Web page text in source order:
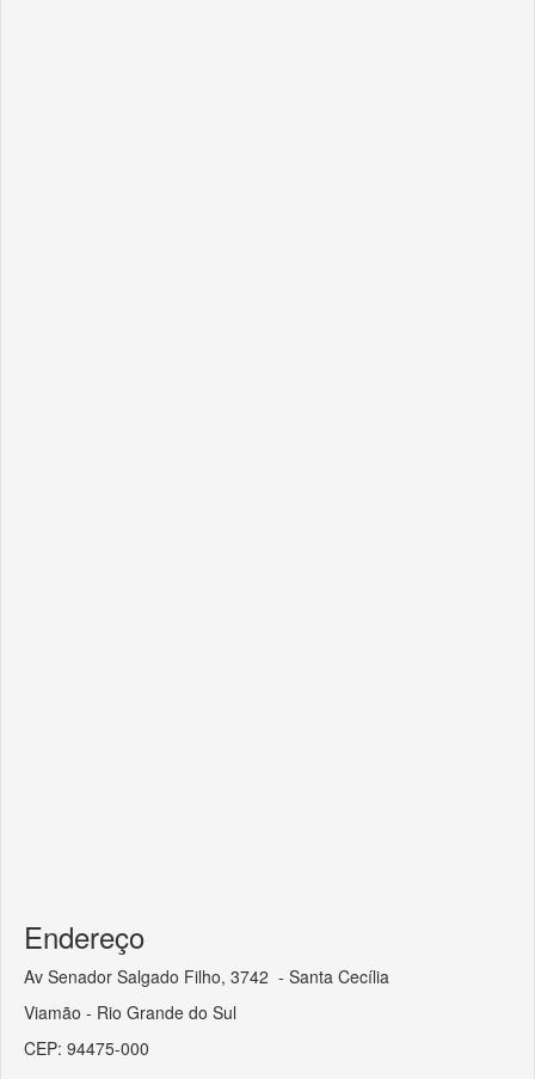
Endereço
Av Senador Salgado Filho, 3742 - Santa Cecília
Viamão - Rio Grande do Sul
CEP: 94475-000